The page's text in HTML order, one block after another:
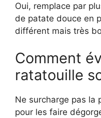
Oui, remplace par
de patate douce en
différent mais très
Comment
ratatouille
Ne surcharge pas la
pour les faire